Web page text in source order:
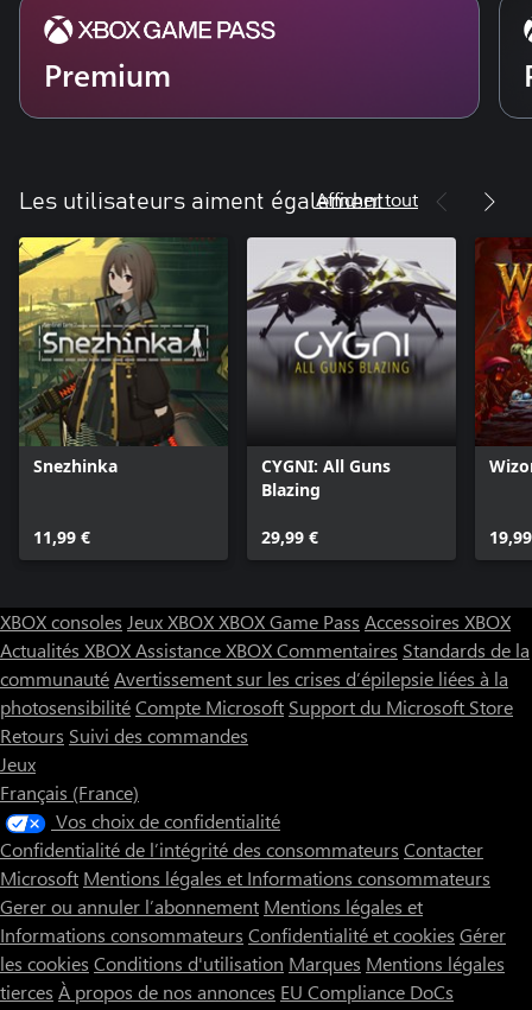
Premium
Les utilisateurs aiment également
Afficher tout
Snezhinka
11,99 €
CYGNI: All Guns
Blazing
29,99 €
XBOX consoles Jeux XBOXXBOX Game Pass Accessoires XBOX
Actualités XBOXAssistance XBOXCommentaires Standards de la
communautéAvertissement sur les crises d’épilepsie liées à la
photosensibilitéCompte Microsoft Support du Microsoft Store
Retours Suivi des commandes
Jeux
Français (France)
Vos choix de confidentialité
Confidentialité de l’intégrité des consommateurs Contacter
Microsoft Mentions légales et Informations consommateurs
Gerer ou annuler l’abonnement Mentions légales et
Informations consommateurs Confidentialité et cookies Gérer
les cookies Conditions d'utilisation Marques Mentions légales
tierces À propos de nos annonces EU Compliance DoCs